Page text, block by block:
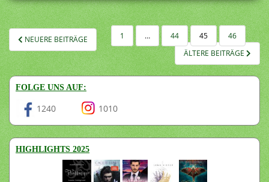
SEITENNUMMERIERUNG
DER
BEITRÄGE
NEUERE BEITRÄGE 1 … 44 45
46
ÄLTERE BEITRÄGE
FOLGE UNS AUF:
1240 1010
HIGHLIGHTS 2025